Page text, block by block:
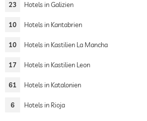
23 Hotels in Galizien
10 Hotels in Kantabrien
10 Hotels in Kastilien La Mancha
17 Hotels in Kastilien Leon
61 Hotels in Katalonien
6 Hotels in Rioja